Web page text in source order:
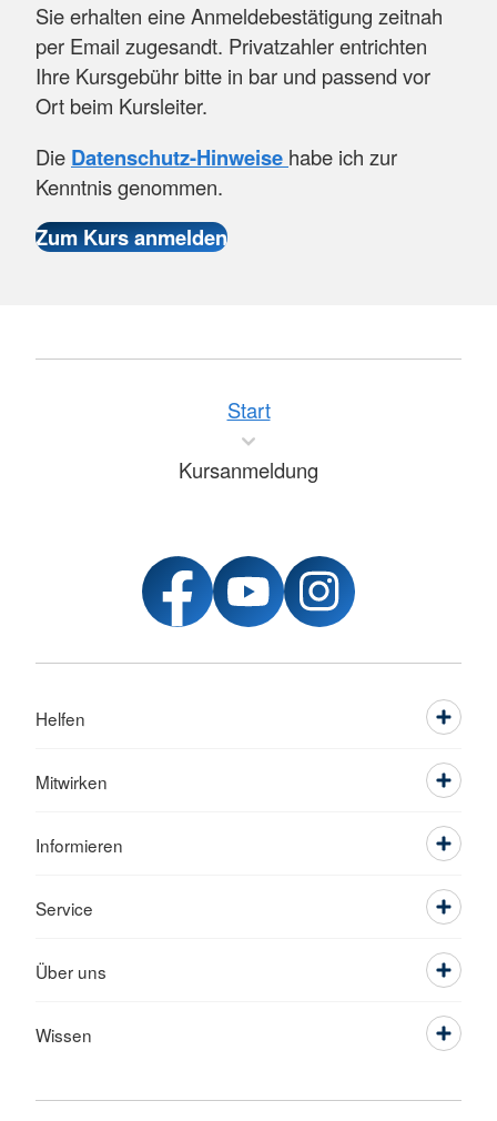
Sie erhalten eine Anmeldebestätigung zeitnah
per Email zugesandt. Privatzahler entrichten
Ihre Kursgebühr bitte in bar und passend vor
Ort beim Kursleiter.
Die Datenschutz-Hinweise habe ich zur
Kenntnis genommen.
Start
Kursanmeldung
Helfen
Mitwirken
Informieren
Service
Über uns
Wissen